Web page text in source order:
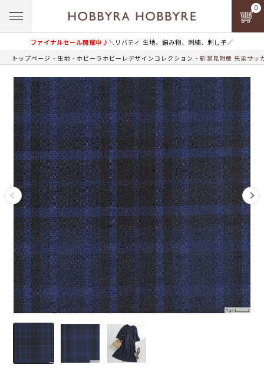
ファイナルセール開催中♪＼リバティ 生地、編み物、刺繍、刺し子／
0
トップページ 生地 ホビーラホビーレデザインコレクション 新潟見附産 先染サッ